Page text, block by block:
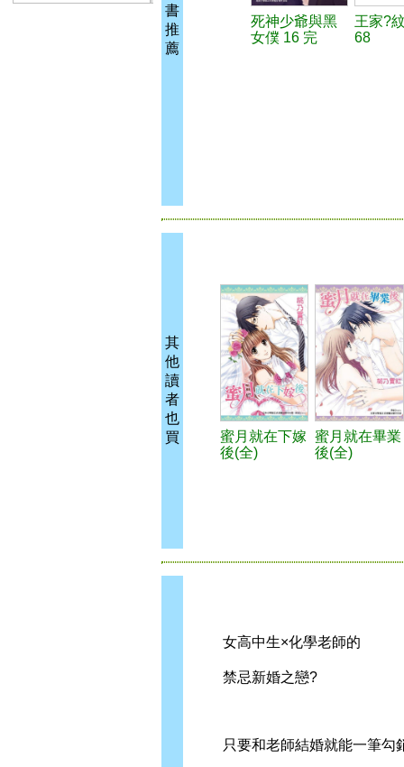
書
推
薦
死神少爺與黑
女僕 16 完
王家?
68
其
他
讀
者
也
買
蜜月就在下嫁
後(全)
蜜月就在畢業
後(全)
女高中生×化學老師的
禁忌新婚之戀?
只要和老師結婚就能一筆勾